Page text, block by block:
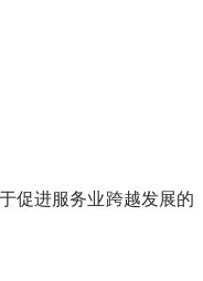
促进服务业跨越发展的